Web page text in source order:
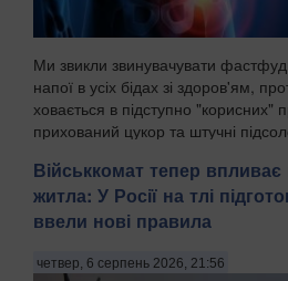
Ми звикли звинувачувати фастфуд
напої в усіх бідах зі здоров'ям,
ховається в підступно "корисних"
прихований цукор та штучні
Військкомат тепер впливає
житла: У Росії на тлі
ввели нові правила
четвер, 6 серпень 2026, 21:56